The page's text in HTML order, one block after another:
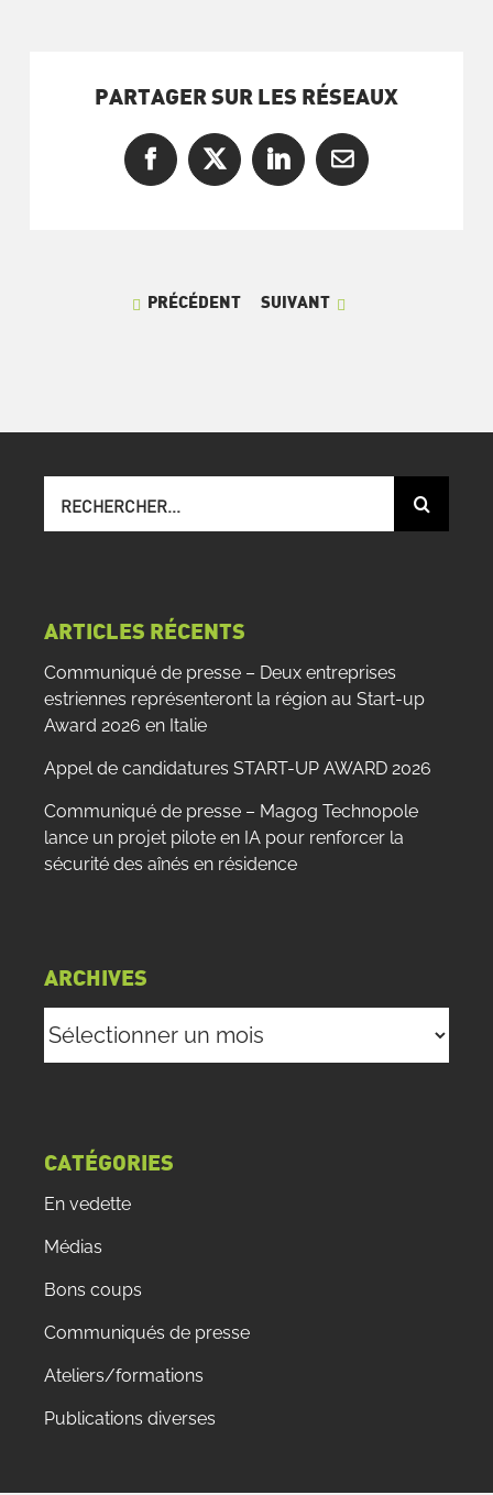
PARTAGER SUR LES RÉSEAUX
Facebook
X LinkedInCourriel
PRÉCÉDENT SUIVANT
sur
ARTICLES RÉCENTS
Communiqué de presse – Deux entreprises
estriennes représenteront la région au Start-up
Award 2026 en Italie
Appel de candidatures START-UP AWARD 2026
Communiqué de presse – Magog Technopole
lance un projet pilote en IA pour renforcer la
sécurité des aînés en résidence
ARCHIVES
CATÉGORIES
En vedette
Médias
Bons coups
Communiqués de presse
Ateliers/formations
Publications diverses